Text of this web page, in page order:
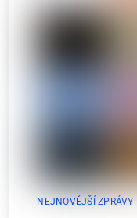
NEJNOVĚJŠÍ ZPRÁVY